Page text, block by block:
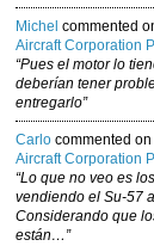
Michel commented
Aircraft Corporation
“Pues el motor lo
deberían tener
entregarlo”
Carlo commented on
Aircraft Corporation
“Lo que no veo es
vendiendo el Su-57
Considerando que
están…”